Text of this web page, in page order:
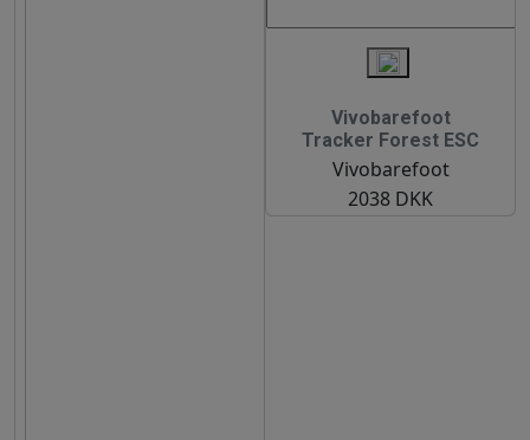
Vivobarefoot
Tracker Forest ESC
Vivobarefoot
2038 DKK